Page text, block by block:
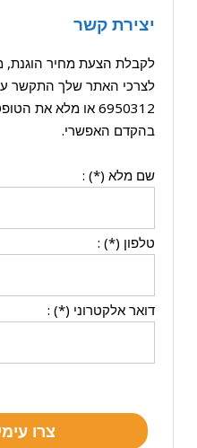
יצירת קשר
לקבלת הצעת מחיר
לצרכי האתר שלך התקשר
6950312 או מלא את
בהקדם האפשרי.
שם מלא (*) :
טלפון (*) :
דואר אלקטרוני (*) :